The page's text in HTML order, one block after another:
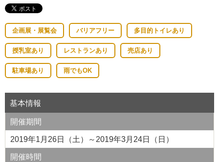
企画展・展覧会 バリアフリー 多目的トイレあり
授乳室あり レストランあり 売店あり
駐車場あり 雨でもOK
基本情報
開催期間
2019年1月26日（土）～2019年3月24日（日）
開催時間